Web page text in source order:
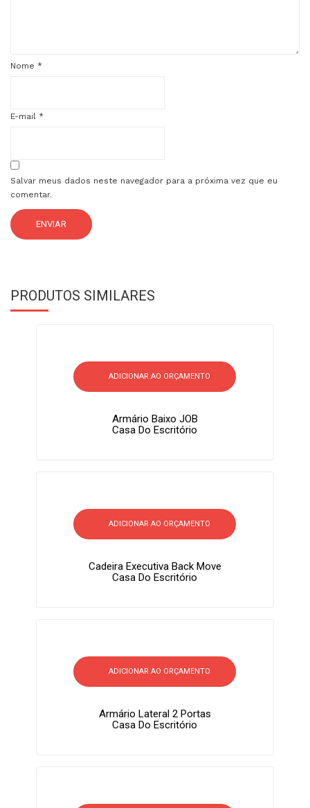
Nome *
E-mail *
Salvar meus dados neste navegador para a próxima vez que eu
comentar.
PRODUTOS SIMILARES
ADICIONAR AO ORÇAMENTO
Armário Baixo JOB
Casa Do Escritório
ADICIONAR AO ORÇAMENTO
Cadeira Executiva Back Move
Casa Do Escritório
ADICIONAR AO ORÇAMENTO
Armário Lateral 2 Portas
Casa Do Escritório